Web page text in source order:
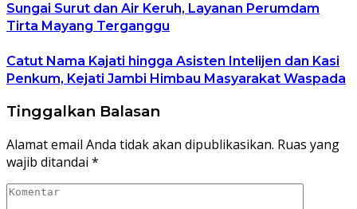
Sungai Surut dan Air Keruh, Layanan Perumdam
Tirta Mayang Terganggu
Catut Nama Kajati hingga Asisten Intelijen dan Kasi
Penkum, Kejati Jambi Himbau Masyarakat Waspada
Tinggalkan Balasan
Alamat email Anda tidak akan dipublikasikan. Ruas yang
wajib ditandai *